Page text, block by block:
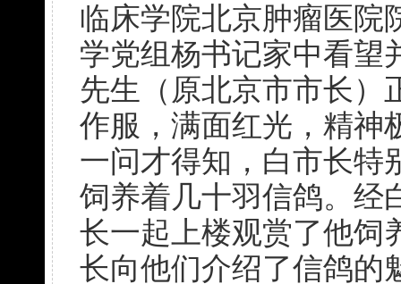
临床学院北京肿瘤医院
学党组杨书记家中看望
先生（原北京市市长）
作服，满面红光，精神
一问才得知，白市长特
饲养着几十羽信鸽。经
长一起上楼观赏了他饲
长向他们介绍了信鸽的